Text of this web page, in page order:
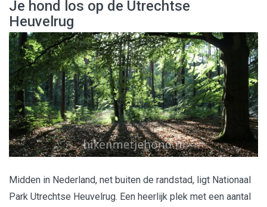
Je hond los op de Utrechtse
Heuvelrug
Midden in Nederland, net buiten de randstad, ligt Nationaal
Park Utrechtse Heuvelrug. Een heerlijk plek met een aantal